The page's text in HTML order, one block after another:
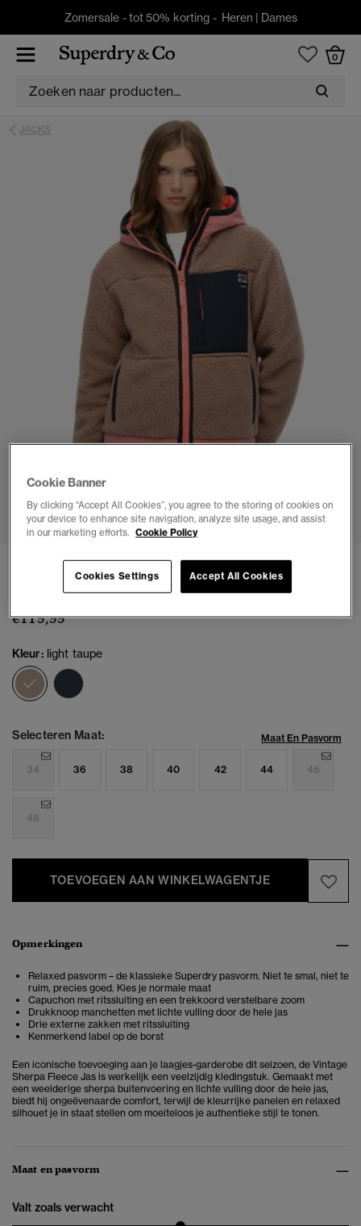
Zomersale - tot 50% korting - Heren | Dames
0
JACKS
2 3 5
Vintage Sherpa Fleece Jas
(4)
€119,99
Kleur: light taupe
geselecteerd
Selecteren Maat: Maat En Pasvorm
34 36 38 40 42 44 46
48
TOEVOEGEN AAN WINKELWAGENTJE
Opmerkingen
Relaxed pasvorm – de klassieke Superdry pasvorm. Niet te smal, niet te
ruim, precies goed. Kies je normale maat
Capuchon met ritssluiting en een trekkoord verstelbare zoom
Drukknoop manchetten met lichte vulling door de hele jas
Drie externe zakken met ritssluiting
Kenmerkend label op de borst
Een iconische toevoeging aan je laagjes-garderobe dit seizoen, de Vintage
Sherpa Fleece Jas is werkelijk een veelzijdig kledingstuk. Gemaakt met
een weelderige sherpa buitenvoering en lichte vulling door de hele jas,
biedt hij ongeëvenaarde comfort, terwijl de kleurrijke panelen en relaxed
silhouet je in staat stellen om moeiteloos je authentieke stijl te tonen.
Maat en pasvorm
Valt zoals verwacht
Cookie Banner
By clicking “Accept All Cookies”, you agree to the storing of cookies on
your device to enhance site navigation, analyze site usage, and assist
in our marketing efforts. Cookie Policy
Cookies Settings Accept All Cookies